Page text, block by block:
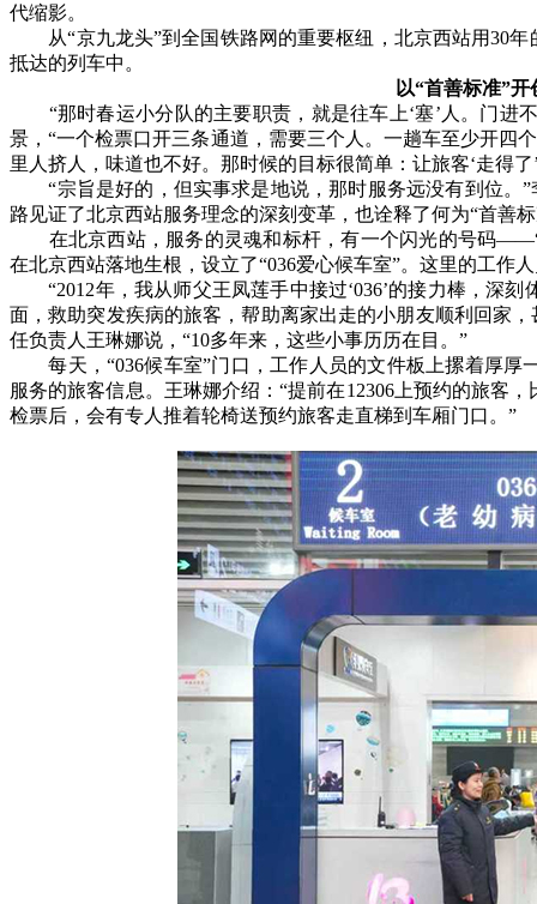
代缩影。
从“京九龙头”到全国铁路网的重要枢纽，北京西站用30年
抵达的列车中。
以“首善标准”
“那时春运小分队的主要职责，就是往车上‘塞’人。门进
景，“一个检票口开三条通道，需要三个人。一趟车至少开四
里人挤人，味道也不好。那时候的目标很简单：让旅客‘走得了
“宗旨是好的，但实事求是地说，那时服务远没有到位。”
路见证了北京西站服务理念的深刻变革，也诠释了何为“首善
在北京西站，服务的灵魂和标杆，有一个闪光的号码
在北京西站落地生根，设立了“036爱心候车室”。这里的工作
“2012年，我从师父王凤莲手中接过‘036’的接力棒，深刻
面，救助突发疾病的旅客，帮助离家出走的小朋友顺利回家
任负责人王琳娜说，“10多年来，这些小事历历在目。”
每天，“036候车室”门口，工作人员的文件板上摞着厚
服务的旅客信息。王琳娜介绍：“提前在12306上预约的旅客
检票后，会有专人推着轮椅送预约旅客走直梯到车厢门口。”